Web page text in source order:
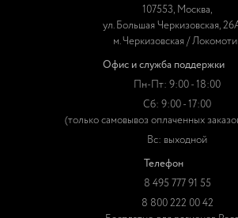
107553, Москва,
ул. Большая Черкизовская,
м. Черкизовская /
Офис и служба поддержки
Пн-Пт: 9:00 - 18:00
Сб: 9:00 - 17:00
(только самовывоз оплаченных
Вс: выходной
Телефон
8 495 777 91 55
8 800 222 00 42